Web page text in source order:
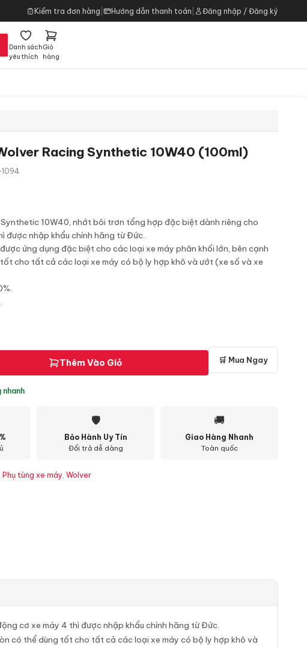
Kiểm tra đơn hàng Hướng dẫn thanh toán Đăng nhập / Đăng ký
Danh sách
yêu thích
Giỏ
hàng
Racing Synthetic 10W40 (100ml)
Synthetic 10W40, nhớt bôi trơn tổng hợp đặc biệt dành riêng cho
được nhập khẩu chính hãng từ Đức.
ứng dụng đặc biệt cho các loại xe máy phân khối lớn, bên cạnh
cho tất cả các loại xe máy có bộ ly hợp khô và ướt (xe số và xe
Thêm Vào Giỏ 🛒 Mua Ngay
nhanh
🛡
Bảo Hành Uy Tín
Đổi trả dễ dàng
🚚
Giao Hàng Nhanh
Toàn quốc
Phụ tùng xe máy, Wolver
cơ xe máy 4 thì được nhập khẩu chính hãng từ Đức.
có thể dùng tốt cho tất cả các loại xe máy có bộ ly hợp khô và